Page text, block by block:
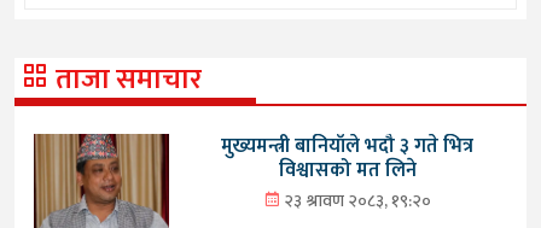
ताजा समाचार
मुख्यमन्त्री बानियाँले भदौ ३ गते भित्र
विश्वासको मत लिने
२३ श्रावण २०८३, १९:२०